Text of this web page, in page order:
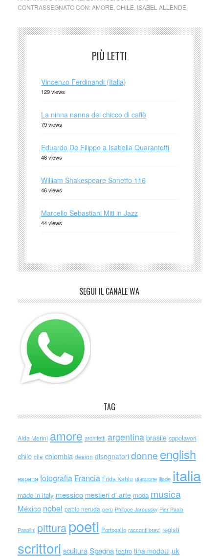
CONTRASSEGNATO CON:AMORE CHILE ISABEL ALLENDE
PIÙ LETTI
Vincenzo Ferdinandi (Italia)
129 views
La ninna nanna del chicco di caffè
79 views
Eduardo De Filippo a Isabella Quarantotti
48 views
William Shakespeare Sonetto 116
46 views
Marcello Sebastiani Miti in Jazz
44 views
SEGUI IL CANALE WA
TAG
Alda Merini amore architetti argentina brasile capolavori
chile cile colombia design disegnatori donne english
espana fotografia Francia Frida Kahlo giappone iliade italia
made in italy messico mestieri d' arte moda musica
México nobel pablo neruda perù Philippe Jaroussky Pier Paolo
Pasolini pitturapoeti Portogallo racconti brevi registi
scrittori scultura Spagna teatro tina modotti uk